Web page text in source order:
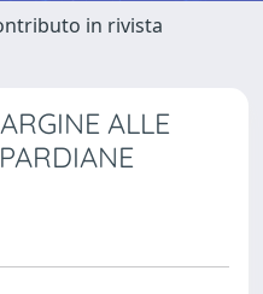
in rivista
ALLE